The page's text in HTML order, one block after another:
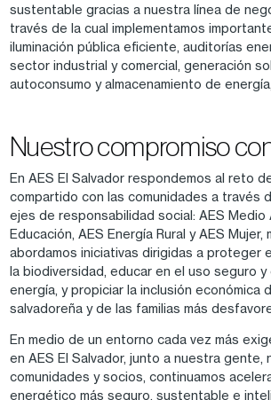
sustentable gracias a nuestra línea de
través de la cual implementamos
iluminación pública eficiente, auditorías
sector industrial y comercial, generación
autoconsumo y almacenamiento de
Nuestro compromiso
En AES El Salvador respondemos al reto
compartido con las comunidades a través
ejes de responsabilidad social: AES Medio
Educación, AES Energía Rural y AES
abordamos iniciativas dirigidas a proteger
la biodiversidad, educar en el uso seguro
energía, y propiciar la inclusión económica
salvadoreña y de las familias más
En medio de un entorno cada vez más
en AES El Salvador, junto a nuestra gente,
comunidades y socios, continuamos
energético más seguro, sustentable e